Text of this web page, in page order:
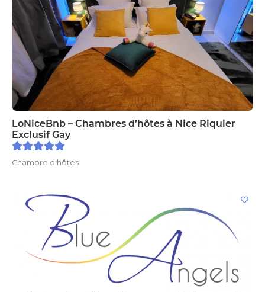
LoNiceBnb – Chambres d’hôtes à Nice Riquier
Exclusif Gay
Chambre d'hôtes